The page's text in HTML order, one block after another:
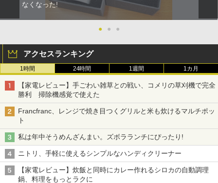
なくなった!
● ● ●
アクセスランキング
1時間 24時間 1週間 1カ月
【家電レビュー】手ごわい雑草との戦い、コメリの草刈機で完全
勝利 掃除機感覚で使えた
Francfranc、レンジで焼き目つくグリルと米も炊けるマルチポッ
ト
私は年中そうめんざんまい。ズボラランチにぴったり!
ニトリ、手軽に使えるシンプルなハンディクリーナー
【家電レビュー】炊飯と同時にカレー作れるシロカの自動調理
鍋、料理をもっとラクに